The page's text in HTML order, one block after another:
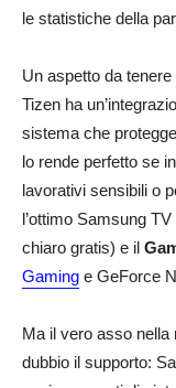
le statistiche della
Un aspetto da
Tizen ha
sistema che
lo rende perfetto se
lavorativi sensibili o
l’ottimo Samsung
chiaro gratis) e il
Gaming e GeForce
Ma il vero asso nella
dubbio il supporto: